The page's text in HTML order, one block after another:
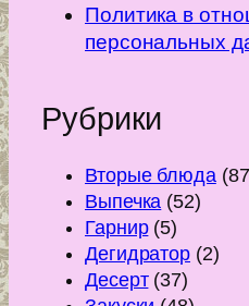
Политика в
персональных
Рубрики
Вторые блюда
Выпечка (52)
Гарнир(5)
Дегидратор (2)
Десерт(37)